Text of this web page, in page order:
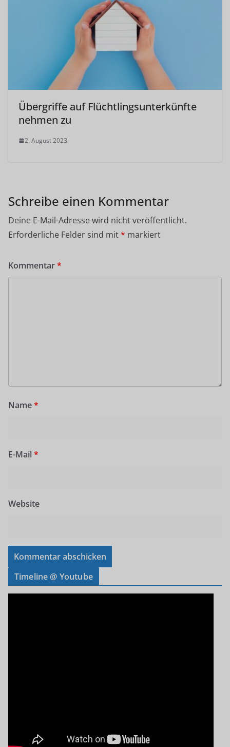
Übergriffe auf Flüchtlingsunterkünfte
nehmen zu
2. August 2023
Schreibe einen Kommentar
Deine E-Mail-Adresse wird nicht veröffentlicht.
Erforderliche Felder sind mit* markiert
Kommentar*
Name*
E-Mail *
Website
Timeline @ Youtube